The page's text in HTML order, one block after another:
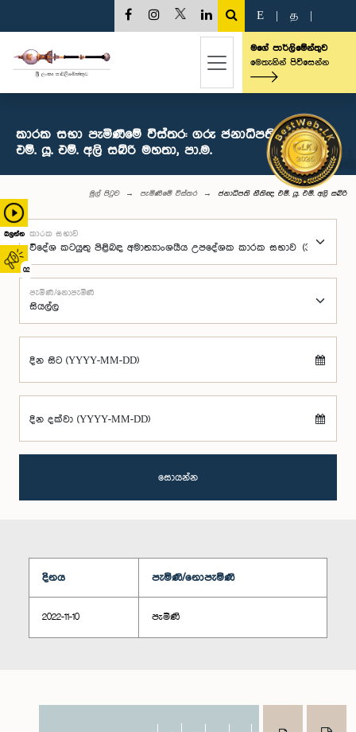
බලන්න
02
E த
මගේ පාර්ලිමේන්තුව
මෙතැනින් පිවිසෙන්න
කාරක සභා පැමිණීමේ විස්තර: ගරු ජනාධිපති නීතිඥ
එම්. යූ. එම්. අලි සබ්රි මහතා, පා.ම.
මුල් පිටුව පැමිණීමේ විස්තර ජනාධිපති නීතිඥ එම්. යූ. එම්. අලි සබ්රි
කාරක සභාව
පැමිණි/නොපැමිණි
දින සිට (YYYY-MM-DD)
දින දක්වා (YYYY-MM-DD)
සොයන්න
දිනය පැමිණි/නොපැමිණි
2022-11-10 පැමිණි